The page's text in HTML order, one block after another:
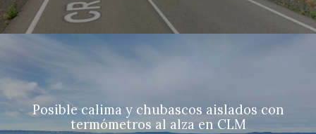
Posible calima y chubascos aislados con
termómetros al alza en CLM